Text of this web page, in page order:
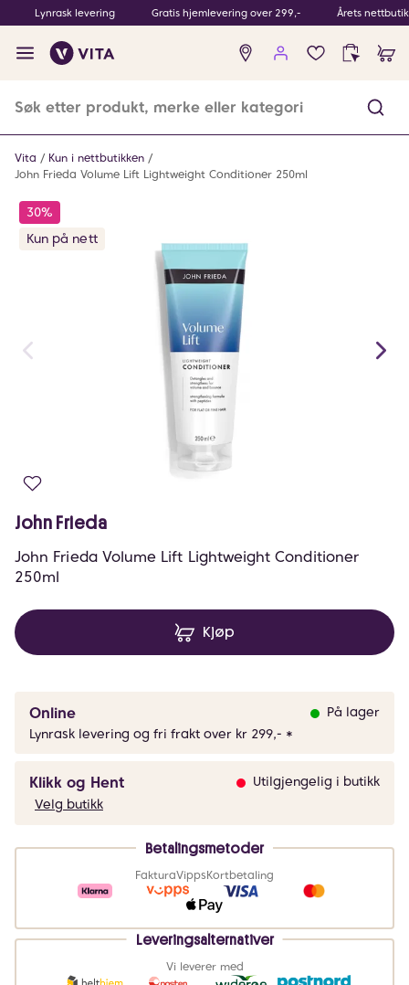
Lynrask levering Gratis hjemlevering over 299,- Årets
Ingen
produkter
Vita
Kun i nettbutikken
John Frieda Volume Lift Lightweight Conditioner 250ml
30%
Kun på nett
John Frieda
John Frieda Volume Lift Lightweight Conditioner
250ml
Kjøp
Online
På lager
Lynrask levering og fri frakt over kr 299,- *
Klikk og Hent
Utilgjengelig i butikk
Velg butikk
Betalingsmetoder
FakturaVippsKortbetaling
Leveringsalternativer
Vi leverer med